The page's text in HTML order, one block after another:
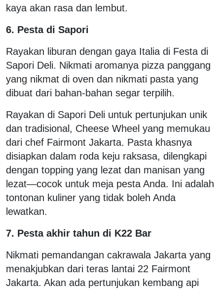
kaya akan rasa dan lembut.
6. Pesta di Sapori
Rayakan liburan dengan gaya Italia di Festa di
Sapori Deli. Nikmati aromanya pizza panggang
yang nikmat di oven dan nikmati pasta yang
dibuat dari bahan-bahan segar terpilih.
Rayakan di Sapori Deli untuk pertunjukan unik
dan tradisional, Cheese Wheel yang memukau
dari chef Fairmont Jakarta. Pasta khasnya
disiapkan dalam roda keju raksasa, dilengkapi
dengan topping yang lezat dan manisan yang
lezat—cocok untuk meja pesta Anda. Ini adalah
tontonan kuliner yang tidak boleh Anda
lewatkan.
7. Pesta akhir tahun di K22 Bar
Nikmati pemandangan cakrawala Jakarta yang
menakjubkan dari teras lantai 22 Fairmont
Jakarta. Akan ada pertunjukan kembang api